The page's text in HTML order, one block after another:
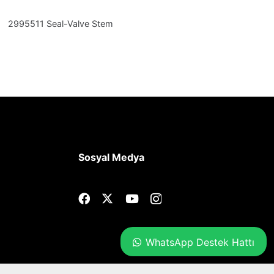
2995511 Seal-Valve Stem
Sosyal Medya
WhatsApp Destek Hattı